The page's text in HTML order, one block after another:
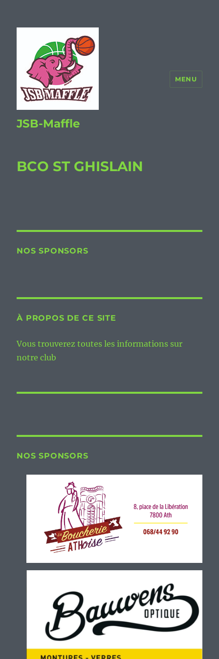
JSB-Maffle
MENU
BCO ST GHISLAIN
NOS SPONSORS
À PROPOS DE CE SITE
Vous trouverez toutes les informations sur
notre club
NOS SPONSORS